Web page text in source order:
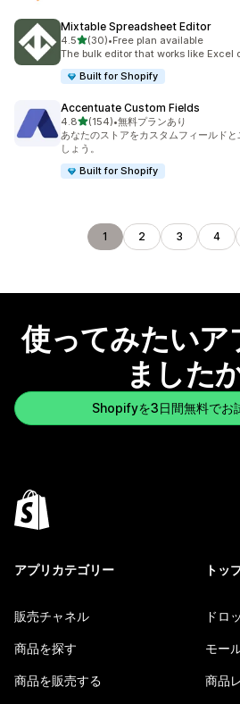
Mixtable Spreadsheet Editor
4.55つ星中
(30)
合計レビュー数：30件
•Free plan available
The bulk editor that works like Excel
Built for Shopify
Accentuate Custom Fields
4.85つ星中
(154)
合計レビュー数：154件
•無料プランあり
あなたのストアをカスタムフィールド
しょう。
Built for Shopify
1 2 3 4
使ってみたいア
ました
Shopifyを3日間無料でお
アプリカテゴリー
販売チャネル
商品を探す
商品を販売する
トッ
ドロ
モー
商品